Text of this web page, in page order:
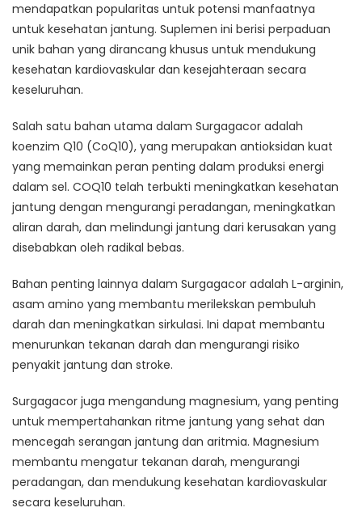
mendapatkan popularitas untuk potensi manfaatnya
untuk kesehatan jantung. Suplemen ini berisi perpaduan
unik bahan yang dirancang khusus untuk mendukung
kesehatan kardiovaskular dan kesejahteraan secara
keseluruhan.
Salah satu bahan utama dalam Surgagacor adalah
koenzim Q10 (CoQ10), yang merupakan antioksidan kuat
yang memainkan peran penting dalam produksi energi
dalam sel. COQ10 telah terbukti meningkatkan kesehatan
jantung dengan mengurangi peradangan, meningkatkan
aliran darah, dan melindungi jantung dari kerusakan yang
disebabkan oleh radikal bebas.
Bahan penting lainnya dalam Surgagacor adalah L-arginin,
asam amino yang membantu merilekskan pembuluh
darah dan meningkatkan sirkulasi. Ini dapat membantu
menurunkan tekanan darah dan mengurangi risiko
penyakit jantung dan stroke.
Surgagacor juga mengandung magnesium, yang penting
untuk mempertahankan ritme jantung yang sehat dan
mencegah serangan jantung dan aritmia. Magnesium
membantu mengatur tekanan darah, mengurangi
peradangan, dan mendukung kesehatan kardiovaskular
secara keseluruhan.